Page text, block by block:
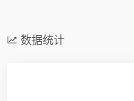
数据统计